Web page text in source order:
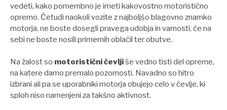
vedeti, kako pomembno je imeti kakovostno motoristično
opremo. Četudi naokoli vozite z najboljšo blagovno znamko
motorja, ne boste dosegli pravega udobja in varnosti, če na
sebi ne boste nosili primernih oblačil ter obutve.
Na žalost so motoristični čevljiše vedno tisti del opreme,
na katere damo premalo pozornosti. Navadno so hitro
izbrani ali pa se uporabniki motorja obujejo celo v čevlje, ki
sploh niso namenjeni za takšno aktivnost.